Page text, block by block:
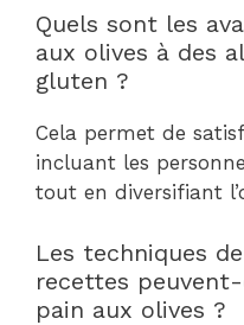
Quels sont les
aux olives à des
gluten ?
Cela permet de
incluant les
tout en diversifiant
Les techniques
recettes
pain aux olives ?